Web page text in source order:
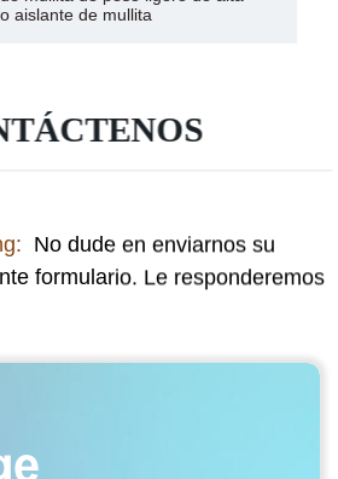
No dude en enviarnos su
formulario. Le responderemos